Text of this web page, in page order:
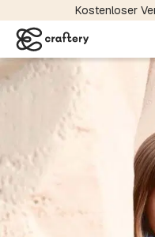
Kostenloser